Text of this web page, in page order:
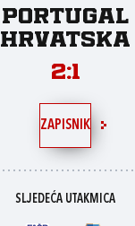
Portugal
Hrvatska
2:1
ZAPISNIK
SLJEDEĆA UTAKMICA